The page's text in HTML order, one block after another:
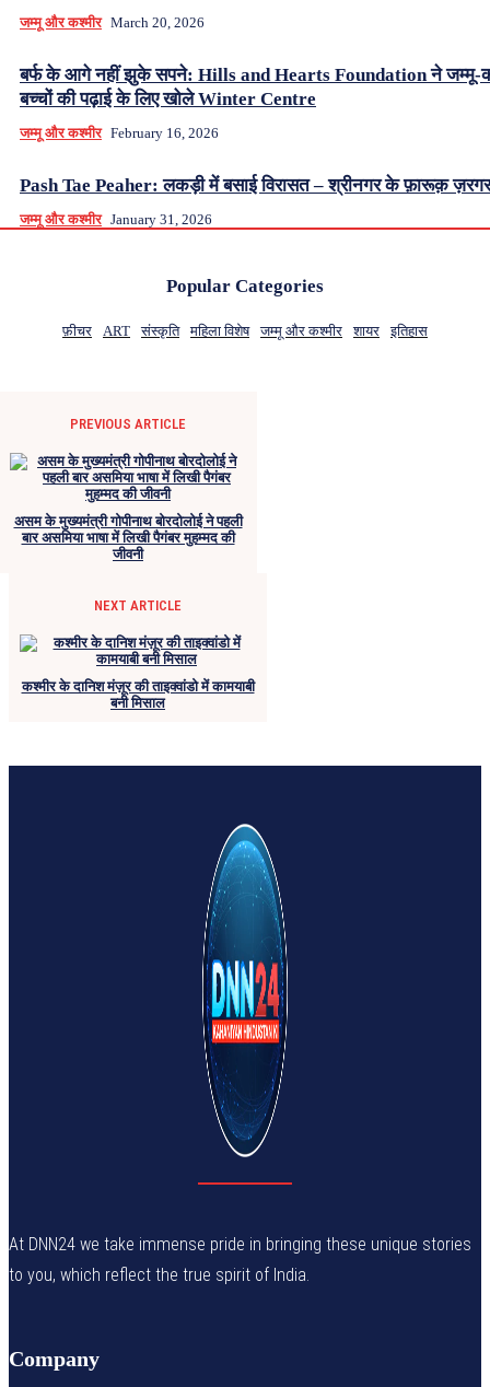
जम्मू और कश्मीर March 20, 2026
बर्फ के आगे नहीं झुके सपने: Hills and Hearts Foundation ने जम्मू-
बच्चों की पढ़ाई के लिए खोले Winter Centre
जम्मू और कश्मीर February 16, 2026
Pash Tae Peaher: लकड़ी में बसाई विरासत – श्रीनगर के फ़ारूक़
जम्मू और कश्मीर January 31, 2026
Popular Categories
फ़ीचर ART संस्कृति महिला विशेष जम्मू और कश्मीर शायर इतिहास
PREVIOUS ARTICLE
असम के मुख्यमंत्री गोपीनाथ बोरदोलोई ने पहली
बार असमिया भाषा में लिखी पैगंबर मुहम्मद की
जीवनी
NEXT ARTICLE
कश्मीर के दानिश मंज़ूर की ताइक्वांडो में कामयाबी
बनी मिसाल
At DNN24 we take immense pride in bringing these unique stories
to you, which reflect the true spirit of India.
Company